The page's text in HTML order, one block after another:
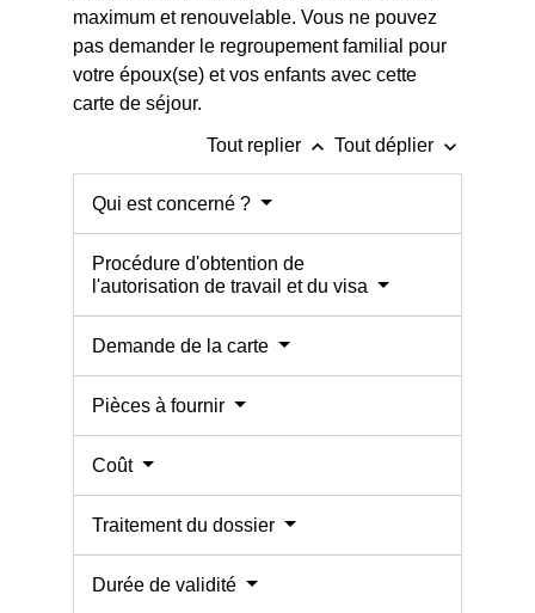
maximum et renouvelable. Vous ne pouvez
pas demander le regroupement familial pour
votre époux(se) et vos enfants avec cette
carte de séjour.
Tout replier keyboard_arrow_up Tout déplier keyboard_arrow_down
Qui est concerné ?
Procédure d'obtention de
l'autorisation de travail et du visa
Demande de la carte
Pièces à fournir
Coût
Traitement du dossier
Durée de validité